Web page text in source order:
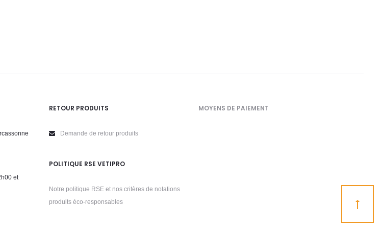
et
RETOUR PRODUITS
Demande de retour produits
POLITIQUE RSE VETIPRO
Notre politique RSE et nos critères de notations
produits éco-responsables
MOYENS DE PAIEMENT